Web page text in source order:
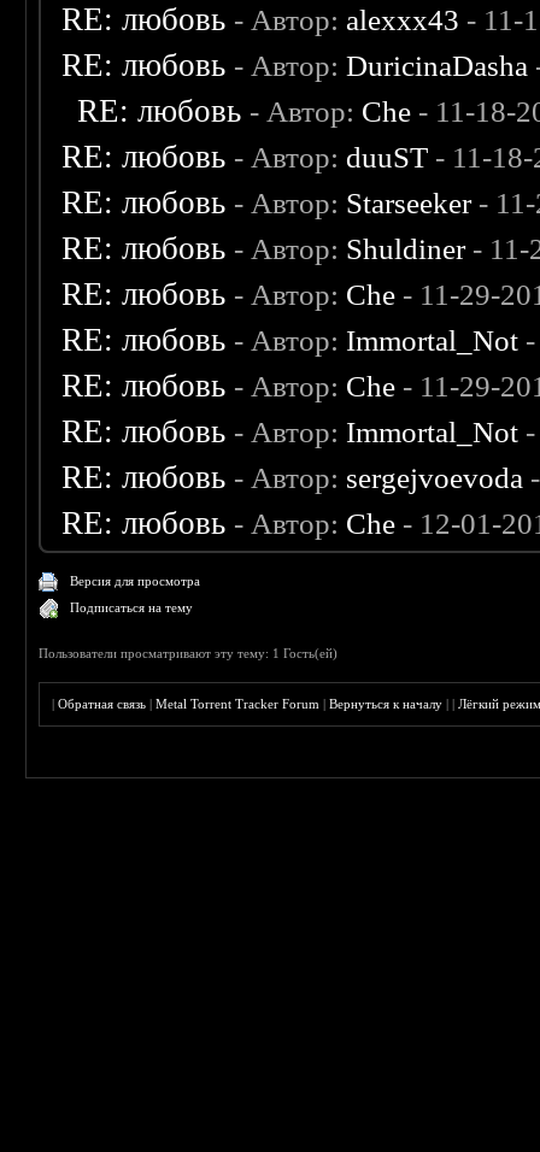
RE: любовь - Автор: alexxx43 - 11-
RE: любовь - Автор:DuricinaDasha
RE: любовь - Автор: Che - 11-18-
RE: любовь - Автор: duuST - 11-
RE: любовь - Автор: Starseeker- 11-
RE: любовь - Автор: Shuldiner- 11-
RE: любовь - Автор: Che - 11-29-
RE: любовь - Автор: Immortal_Not
RE: любовь - Автор: Che - 11-29-
RE: любовь - Автор: Immortal_Not
RE: любовь - Автор: sergejvoevoda
RE: любовь - Автор: Che - 12-01-
Версия для просмотра
Подписаться на тему
Пользователи просматривают эту тему: 1 Гость(ей)
|Обратная связь |Metal Torrent Tracker Forum |Вернуться к началу ||Лёгкий